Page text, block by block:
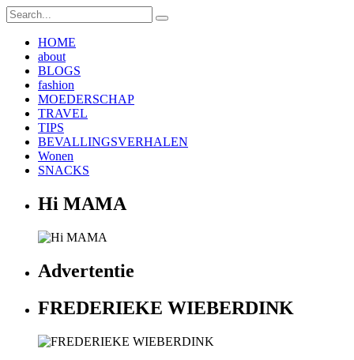
HOME
about
BLOGS
fashion
MOEDERSCHAP
TRAVEL
TIPS
BEVALLINGSVERHALEN
Wonen
SNACKS
Hi MAMA
Advertentie
FREDERIEKE WIEBERDINK